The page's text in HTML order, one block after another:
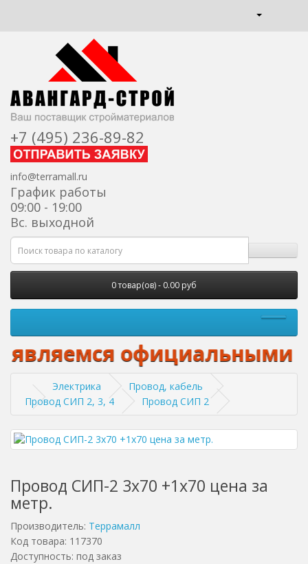
+7 (495) 236-89-82
info@terramall.ru
График работы
09:00 - 19:00
Вс. выходной
0 товар(ов) - 0.00 руб
официальными
Электрика
Провод, кабель
Провод СИП 2, 3, 4
Провод СИП 2
Провод СИП-2 3x70 +1x70 цена за
метр.
Производитель: Террамалл
Код товара: 117370
Доступность: под заказ